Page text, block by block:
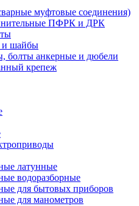
муфтовые соединения)
ПФРК и ДРК
и шайбы
болты анкерные и дюбели
крепеж
латунные
водоразборные
для бытовых приборов
для манометров